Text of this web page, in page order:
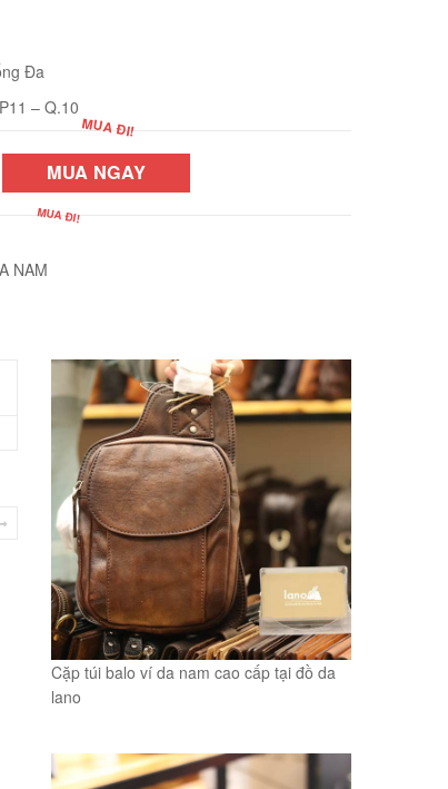
Đa
– Q.10
MUA NGAY
NAM
Cặp túi balo ví da nam cao cấp tại đồ da
lano